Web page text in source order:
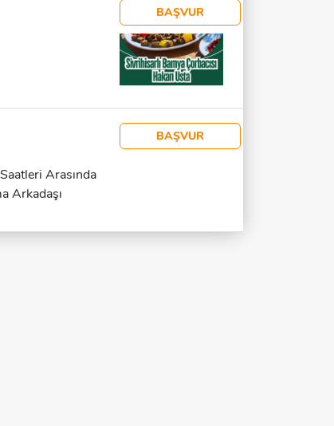
BAŞVUR
Arasında
Arkadaşı
Gece
BAŞVUR